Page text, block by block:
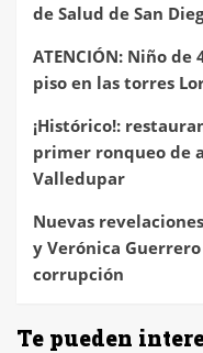
de Salud de San
ATENCIÓN: Niño
piso en las torres
¡Histórico!:
primer ronqueo de
Valledupar
Nuevas
y Verónica
corrupción
Te pueden